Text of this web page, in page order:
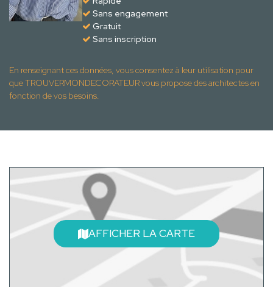
Sans engagement
Gratuit
Sans inscription
En renseignant ces données, vous consentez à leur utilisation pour
que TROUVERMONDECORATEUR vous propose des architectes en
fonction de vos besoins.
AFFICHER LA CARTE